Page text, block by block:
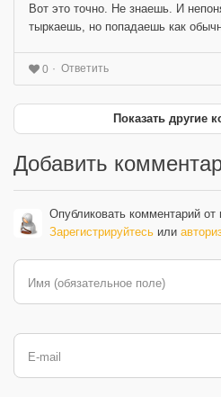
Вот это точно. Не знаешь. И
тыркаешь, но попадаешь как
0 Ответить
Показать другие
Добавить
Опубликовать комментарий от
Зарегистрируйтесь или
Имя (обязательное поле)
E-mail